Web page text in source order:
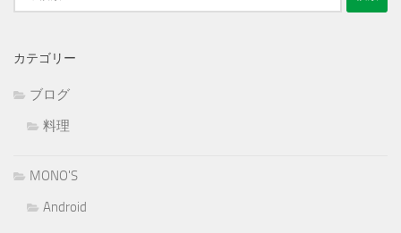
索:
カテゴリー
ブログ
料理
MONO'S
Android